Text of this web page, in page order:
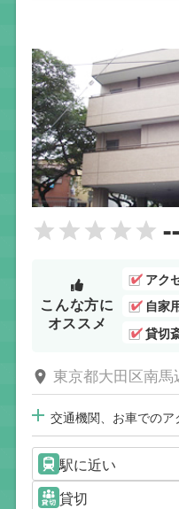
--
こんな方に
オススメ
アク
自家
貸切
東京都大田区南馬
交通機関、お車での
駅に近い
貸切